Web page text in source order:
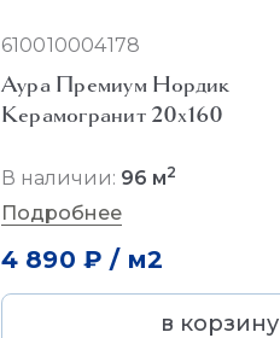
610010004178
Аура Премиум Нордик
Керамогранит 20x160
В наличии: 96 м2
Подробнее
4 890 ₽ / м2
в корзину